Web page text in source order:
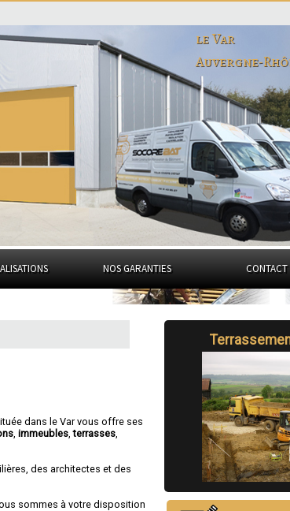
le Var
Auvergne-
NOS GARANTIES CONTACT
dans le Var vous offre ses
,immeubles,terrasses,
des architectes et des
sommes à votre disposition